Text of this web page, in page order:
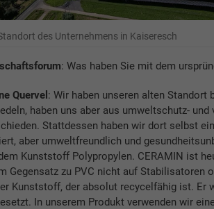
des Unternehmens in Kaiseresch
: Was haben Sie mit dem
Quervel : Wir haben unseren alten
haben uns aber aus umweltschutz-
Stattdessen haben wir dort selbst
aber umweltfreundlich und
Kunststoff Polypropylen. CERAMIN ist
Gegensatz zu PVC nicht auf Stabilisatoren
Kunststoff, der absolut recycelfähig ist. Er
In unserem Produkt verwenden wir